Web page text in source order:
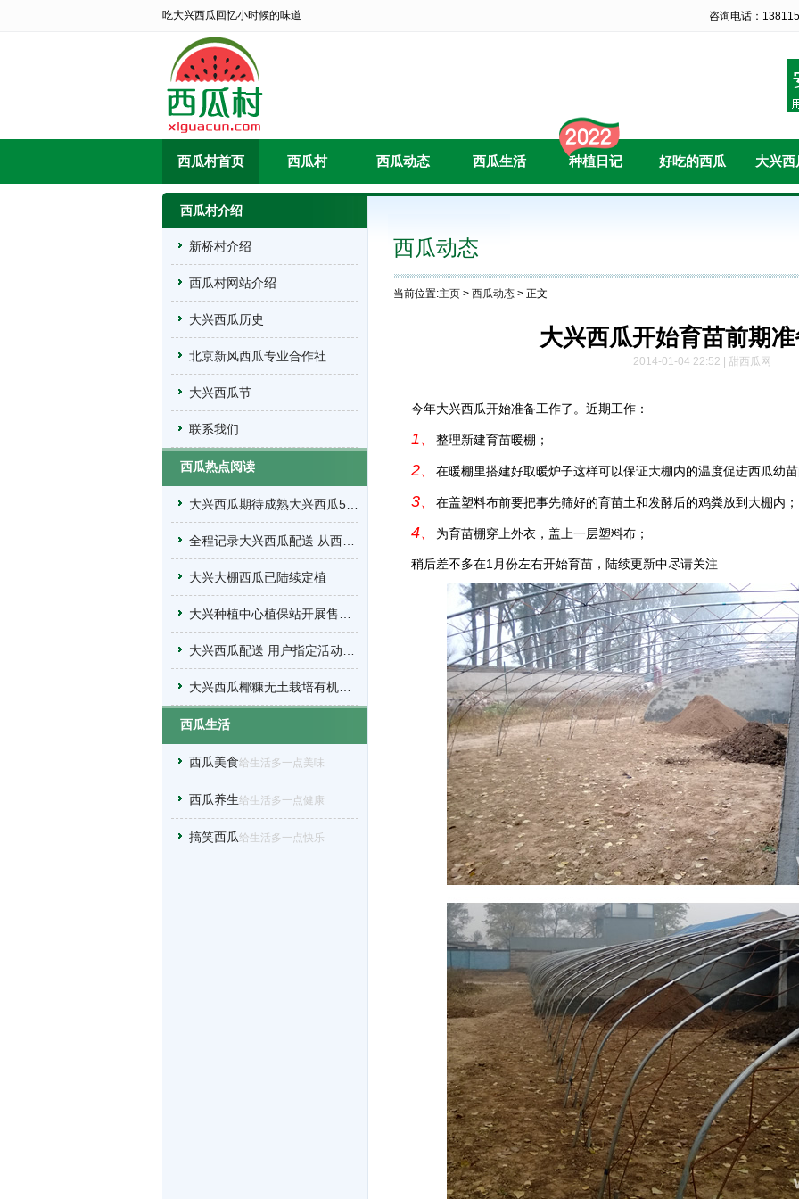
吃大兴西瓜回忆小时候的味道 咨询电话：
西瓜村首页 西瓜村 西瓜动态 西瓜生活 种植日记 好吃的西瓜 大兴西
西瓜村介绍
新桥村介绍
西瓜村网站介绍
大兴西瓜历史
北京新风西瓜专业合作社
大兴西瓜节
联系我们
西瓜热点阅读
大兴西瓜期待成熟大兴西瓜5…
全程记录大兴西瓜配送 从西…
大兴大棚西瓜已陆续定植
大兴种植中心植保站开展售…
大兴西瓜配送 用户指定活动…
大兴西瓜椰糠无土栽培有机…
西瓜生活
西瓜美食给生活多一点美味
西瓜养生给生活多一点健康
搞笑西瓜给生活多一点快乐
西瓜动态
当前位置:主页 > 西瓜动态 > 正文
大兴西瓜开始育苗前期
2014-01-04 22:52 | 甜西瓜网
今年大兴西瓜开始准备工作了。近期工作：
1、 整理新建育苗暖棚；
2、 在暖棚里搭建好取暖炉子这样可以保证大棚内的温度促进西瓜幼
3、 在盖塑料布前要把事先筛好的育苗土和发酵后的鸡粪放到大棚内；
4、 为育苗棚穿上外衣，盖上一层塑料布；
稍后差不多在1月份左右开始育苗，陆续更新中尽请关注